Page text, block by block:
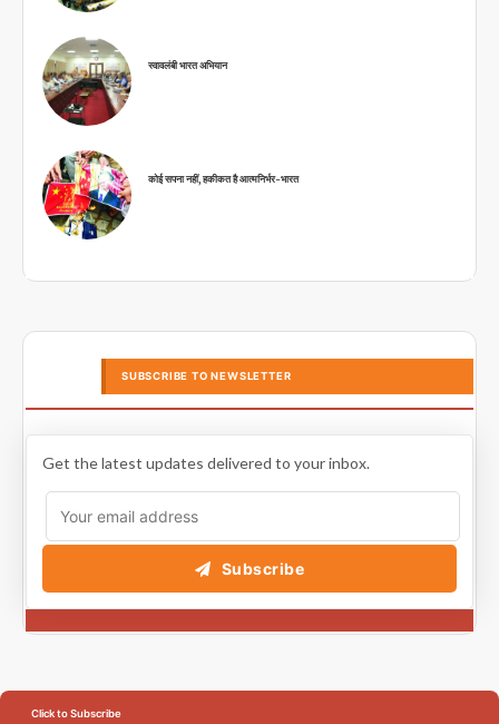
स्वावलंबी भारत अभियान
कोई सपना नहीं, हकीकत है आत्मनिर्भर-भारत
SUBSCRIBE TO NEWSLETTER
Get the latest updates delivered to your inbox.
Subscribe
Click to Subscribe